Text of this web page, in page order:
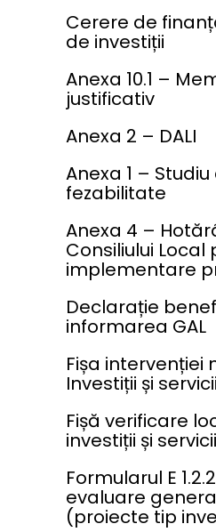
Cerere de
de investiții
Anexa 10.1 –
justificativ
Anexa 2 – DALI
Anexa 1 – Studiu
fezabilitate
Anexa 4 –
Consiliului Local
implementare
Declarație
informarea GAL
Fișa intervenției
Investiții și
Fișă verificare
investiții și
Formularul E
evaluare
(proiecte tip